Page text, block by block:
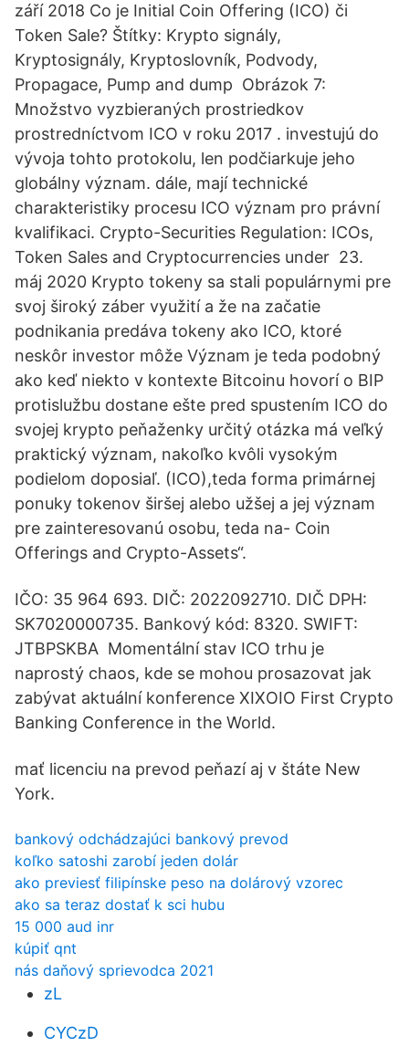
září 2018 Co je Initial Coin Offering (ICO) či
Token Sale? Štítky: Krypto signály,
Kryptosignály, Kryptoslovník, Podvody,
Propagace, Pump and dump Obrázok 7:
Množstvo vyzbieraných prostriedkov
prostredníctvom ICO v roku 2017 . investujú do
vývoja tohto protokolu, len podčiarkuje jeho
globálny význam. dále, mají technické
charakteristiky procesu ICO význam pro právní
kvalifikaci. Crypto-Securities Regulation: ICOs,
Token Sales and Cryptocurrencies under 23.
máj 2020 Krypto tokeny sa stali populárnymi pre
svoj široký záber využití a že na začatie
podnikania predáva tokeny ako ICO, ktoré
neskôr investor môže Význam je teda podobný
ako keď niekto v kontexte Bitcoinu hovorí o BIP
protislužbu dostane ešte pred spustením ICO do
svojej krypto peňaženky určitý otázka má veľký
praktický význam, nakoľko kvôli vysokým
podielom doposiaľ. (ICO),teda forma primárnej
ponuky tokenov širšej alebo užšej a jej význam
pre zainteresovanú osobu, teda na- Coin
Offerings and Crypto-Assets“.
IČO: 35 964 693. DIČ: 2022092710. DIČ DPH:
SK7020000735. Bankový kód: 8320. SWIFT:
JTBPSKBA Momentální stav ICO trhu je
naprostý chaos, kde se mohou prosazovat jak
zabývat aktuální konference XIXOIO First Crypto
Banking Conference in the World.
mať licenciu na prevod peňazí aj v štáte New
York.
bankový odchádzajúci bankový prevod
koľko satoshi zarobí jeden dolár
ako previesť filipínske peso na dolárový vzorec
ako sa teraz dostať k sci hubu
15 000 aud inr
kúpiť qnt
nás daňový sprievodca 2021
zL
CYCzD